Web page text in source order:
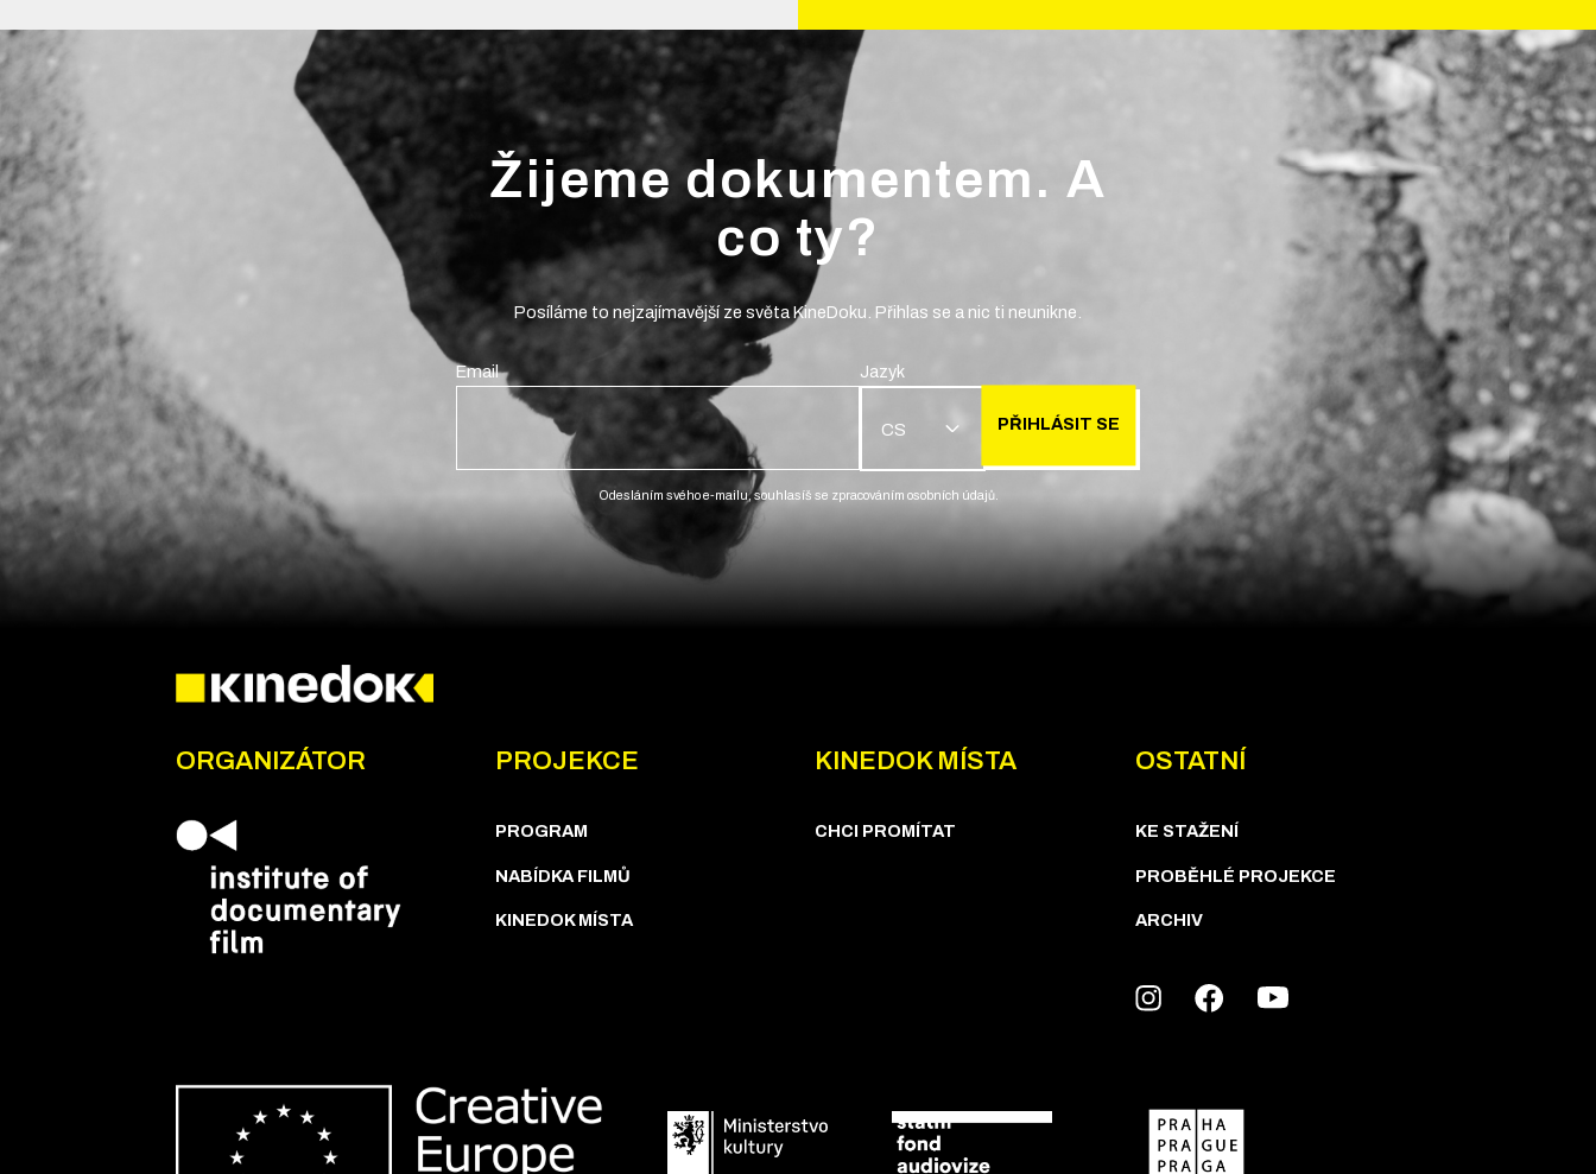
Žijeme dokumentem. A
co ty?
Posíláme to nejzajímavější ze světa KineDoku. Přihlas se a nic ti neunikne.
Email Jazyk
CS PŘIHLÁSIT SE
Odesláním svého e-mailu, souhlasíš se zpracováním osobních údajů.
ORGANIZÁTOR PROJEKCE
PROGRAM
NABÍDKA FILMŮ
KINEDOK MÍSTA
KINEDOK MÍSTA
CHCI PROMÍTAT
OSTATNÍ
KE STAŽENÍ
PROBĚHLÉ PROJEKCE
ARCHIV